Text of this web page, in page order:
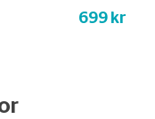
699 kr